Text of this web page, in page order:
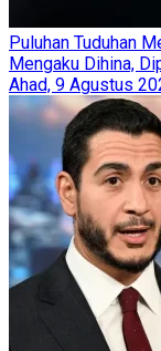
Puluhan Tuduhan
Mengaku Dihina,
Ahad, 9 Agustus